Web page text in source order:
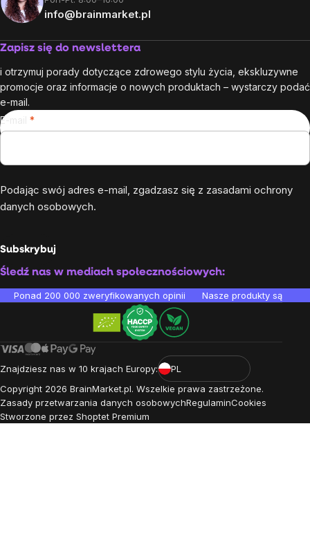
info@brainmarket.pl
Zapisz się do newslettera
i otrzymuj porady dotyczące zdrowego stylu życia, ekskluzywne
promocje oraz informacje o nowych produktach – wystarczy podać
e-mail.
E-mail
Podając swój adres e-mail, zgadzasz się z zasadami ochrony
danych osobowych.
Subskrybuj
Śledź nas w mediach społecznościowych:
Ponad 200 000 zweryfikowanych opinii Nasze produkty są
Znajdziesz nas w 10 krajach Europy:
PL
Copyright 2026 BrainMarket.pl. Wszelkie prawa zastrzeżone.
Zasady przetwarzania danych osobowychRegulaminCookies
Stworzone przez Shoptet Premium